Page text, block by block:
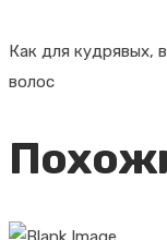
Как для кудрявых,
волос